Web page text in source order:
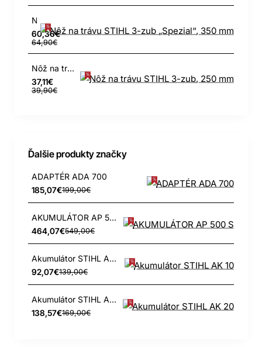
60,36€
64,90€
Nôž na trávu STIHL 3-zub, 250 mm
37,11€
39,90€
Ďalšie produkty značky
ADAPTÉR ADA 700
185,07€199,00€
AKUMULÁTOR AP 500 S
464,07€549,00€
Akumulátor STIHL AK 10
92,07€139,00€
Akumulátor STIHL AK 20
138,57€169,00€